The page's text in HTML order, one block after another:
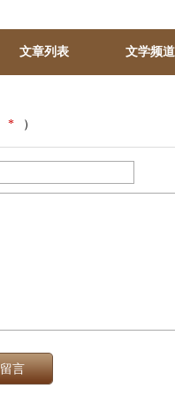
文章列表 文学频道
* ）